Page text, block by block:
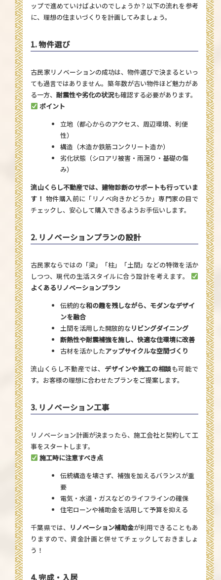
ップで進めていけばよいのでしょうか？以下の流れを参考
に、理想の住まいづくりを計画してみましょう。
1. 物件選び
古民家リノベーションの成功は、物件選びで決まるといっ
ても過言ではありません。築年数が古い物件ほど魅力があ
る一方、耐震性や劣化の状況も確認する必要があります。
ポイント
立地（都心からのアクセス、周辺環境、利便
性）
構造（木造か鉄筋コンクリート造か）
劣化状態（シロアリ被害・雨漏り・基礎の傷
み）
流山くらし不動産では、建物診断のサポートも行っていま
す！ 物件購入前に「リノベ向きかどうか」専門家の目で
チェックし、安心して購入できるようお手伝いします。
2. リノベーションプランの設計
古民家ならではの「梁」「柱」「土間」などの特徴を活か
しつつ、現代の生活スタイルに合う設計を考えます。
よくあるリノベーションプラン
伝統的な和の趣を残しながら、モダンなデザイ
ンを融合
土間を活用した開放的なリビングダイニング
断熱性や耐震補強を施し、快適な住環境に改善
古材を活かしたアップサイクルな空間づくり
流山くらし不動産では、 デザインや施工の相談も可能で
す。お客様の理想に合わせたプランをご提案します。
3. リノベーション工事
リノベーション計画が決まったら、施工会社と契約して工
事をスタートします。
施工時に注意すべき点
伝統構造を壊さず、補強を加えるバランスが重
要
電気・水道・ガスなどのライフラインの確保
住宅ローンや補助金を活用して予算を抑える
千葉県では、 リノベーション補助金が利用できることもあ
りますので、資金計画と併せてチェックしておきましょ
う！
4. 完成・入居